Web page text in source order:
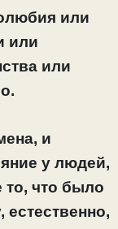
или
или
или
и
у людей,
то, что было